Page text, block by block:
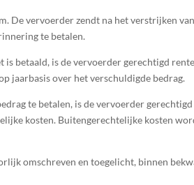
De vervoerder zendt na het verstrijken
te betalen.
betaald, is de vervoerder gerechtigd
jaarbasis over het verschuldigde bedrag.
te betalen, is de vervoerder
kosten. Buitengerechtelijke kosten
omschreven en toegelicht, binnen